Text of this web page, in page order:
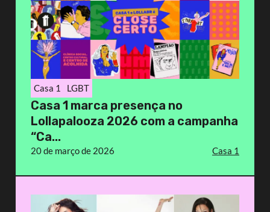
Casa 1 LGBT
Casa 1 marca presença no
Lollapalooza 2026 com a campanha
“Ca...
20 de março de 2026 Casa 1